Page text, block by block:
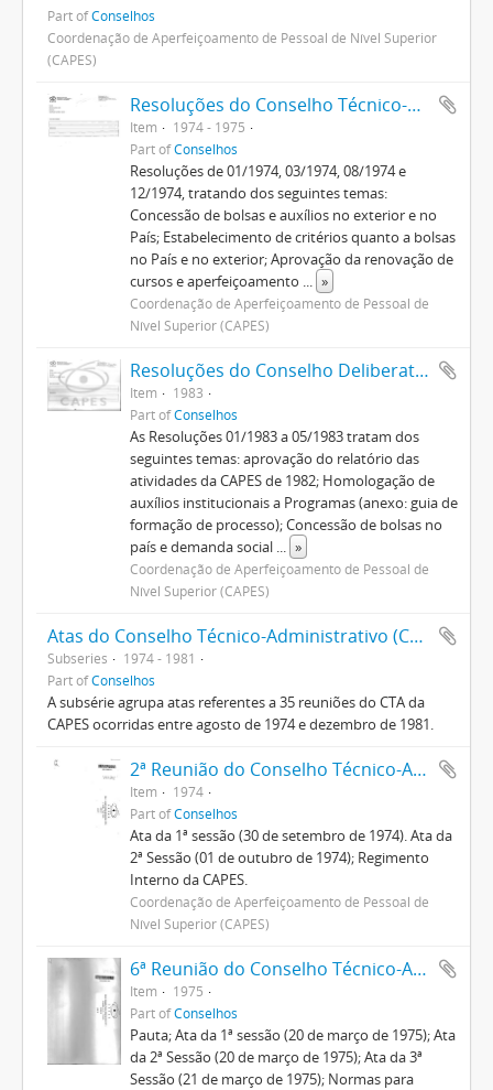
Part ofConselhos
Coordenação de Aperfeiçoamento de Pessoal de Nível Superior
(CAPES)
Resoluções do Conselho Técnico-Administrativo (1974-1982)
Item
1974 - 1975
Part ofConselhos
Resoluções de 01/1974, 03/1974, 08/1974 e
12/1974, tratando dos seguintes temas:
Concessão de bolsas e auxílios no exterior e no
País; Estabelecimento de critérios quanto a bolsas
no País e no exterior; Aprovação da renovação de
cursos e aperfeiçoamento ... »
Coordenação de Aperfeiçoamento de Pessoal de
Nível Superior (CAPES)
Resoluções do Conselho Deliberativo (1982-1992)
Item
1983
Part ofConselhos
As Resoluções 01/1983 a 05/1983 tratam dos
seguintes temas: aprovação do relatório das
atividades da CAPES de 1982; Homologação de
auxílios institucionais a Programas (anexo: guia de
formação de processo); Concessão de bolsas no
país e demanda social ... »
Coordenação de Aperfeiçoamento de Pessoal de
Nível Superior (CAPES)
Atas do Conselho Técnico-Administrativo (CTA) 1974-1981
Subseries
1974 - 1981
Part ofConselhos
A subsérie agrupa atas referentes a 35 reuniões do CTA da
CAPES ocorridas entre agosto de 1974 e dezembro de 1981.
2ª Reunião do Conselho Técnico-Administrativo
Item
1974
Part ofConselhos
Ata da 1ª sessão (30 de setembro de 1974). Ata da
2ª Sessão (01 de outubro de 1974); Regimento
Interno da CAPES.
Coordenação de Aperfeiçoamento de Pessoal de
Nível Superior (CAPES)
6ª Reunião do Conselho Técnico-Administrativo
Item
1975
Part ofConselhos
Pauta; Ata da 1ª sessão (20 de março de 1975); Ata
da 2ª Sessão (20 de março de 1975); Ata da 3ª
Sessão (21 de março de 1975); Normas para